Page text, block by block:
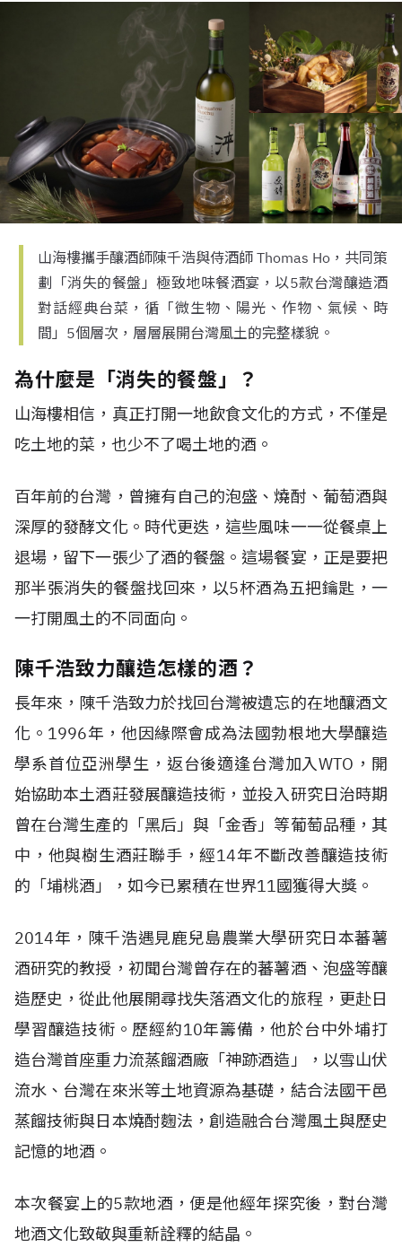
山海樓攜手釀酒師陳千浩與侍酒師 Thomas Ho，共同策
劃「消失的餐盤」極致地味餐酒宴，以5款台灣釀造酒
對話經典台菜，循「微生物、陽光、作物、氣候、時
間」5個層次，層層展開台灣風土的完整樣貌。
為什麼是「消失的餐盤」？
山海樓相信，真正打開一地飲食文化的方式，不僅是
吃土地的菜，也少不了喝土地的酒。
百年前的台灣，曾擁有自己的泡盛、燒酎、葡萄酒與
深厚的發酵文化。時代更迭，這些風味一一從餐桌上
退場，留下一張少了酒的餐盤。這場餐宴，正是要把
那半張消失的餐盤找回來，以5杯酒為五把鑰匙，一
一打開風土的不同面向。
陳千浩致力釀造怎樣的酒？
長年來，陳千浩致力於找回台灣被遺忘的在地釀酒文
化。1996年，他因緣際會成為法國勃根地大學釀造
學系首位亞洲學生，返台後適逢台灣加入WTO，開
始協助本土酒莊發展釀造技術，並投入研究日治時期
曾在台灣生產的「黑后」與「金香」等葡萄品種，其
中，他與樹生酒莊聯手，經14年不斷改善釀造技術
的「埔桃酒」，如今已累積在世界11國獲得大獎。
2014年，陳千浩遇見鹿兒島農業大學研究日本蕃薯
酒研究的教授，初聞台灣曾存在的蕃薯酒、泡盛等釀
造歷史，從此他展開尋找失落酒文化的旅程，更赴日
學習釀造技術。歷經約10年籌備，他於台中外埔打
造台灣首座重力流蒸餾酒廠「神跡酒造」，以雪山伏
流水、台灣在來米等土地資源為基礎，結合法國干邑
蒸餾技術與日本燒酎麴法，創造融合台灣風土與歷史
記憶的地酒。
本次餐宴上的5款地酒，便是他經年探究後，對台灣
地酒文化致敬與重新詮釋的結晶。